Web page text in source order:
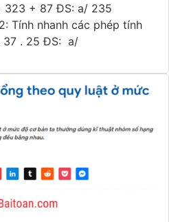
323 + 87 ĐS: a/ 235
nhanh các phép tính
37 . 25 ĐS: a/